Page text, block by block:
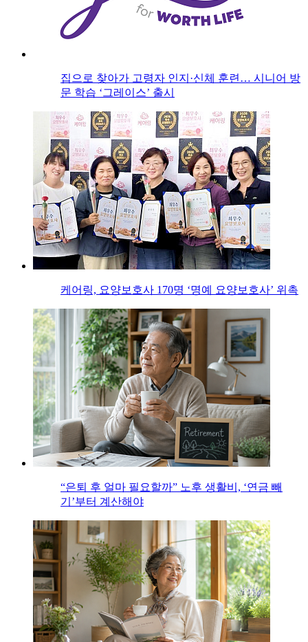
집으로 찾아가 고령자 인지·신체 훈련… 시니어 방
문 학습 ‘그레이스’ 출시
케어링, 요양보호사 170명 ‘명예 요양보호사’ 위촉
“은퇴 후 얼마 필요할까” 노후 생활비, ‘연금 빼
기’부터 계산해야